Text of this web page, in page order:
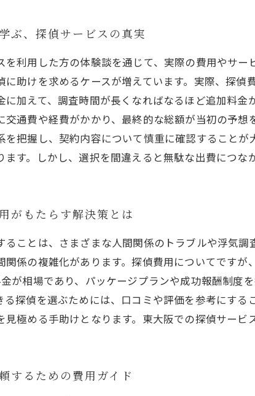
ぶ、探偵サービスの真実
を利用した方の体験談を通じて、実際の費用やサ
に助けを求めるケースが増えています。実際、探
に加えて、調査時間が長くなればなるほど追加料
交通費や経費がかかり、最終的な総額が当初の予
を把握し、契約内容について慎重に確認すること
す。しかし、選択を間違えると無駄な出費につな
がもたらす解決策とは
ることは、さまざまな人間関係のトラブルや浮気
関係の複雑化があります。探偵費用についてです
が相場であり、パッケージプランや成功報酬制度
る探偵を選ぶためには、口コミや評価を参考にす
見極める手助けとなります。東大阪での探偵サー
するための費用ガイド